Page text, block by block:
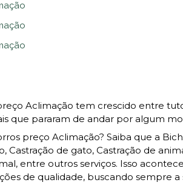
Aclimação tem crescido entre
que pararam de andar por algum
preço Aclimação? Saiba que a
Castração de gato, Castração de
entre outros serviços. Isso
de qualidade, buscando sempre